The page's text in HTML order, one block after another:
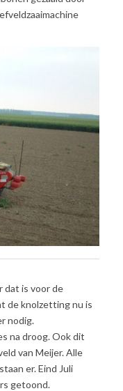
dat is voor de
de knolzetting nu is
nodig.
na droog. Ook dit
van Meijer. Alle
er. Eind Juli
getoond.